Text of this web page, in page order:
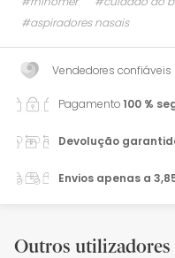
#aspiradores nasais
Vendedores confiáveis
Pagamento100 %
Devolução
Envios apenas a
Outros